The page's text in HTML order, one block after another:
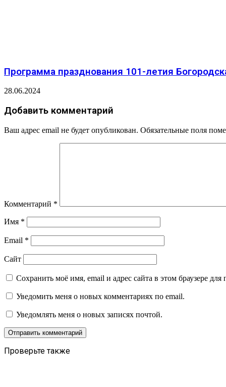
Программа празднования 101-летия
28.06.2024
Добавить комментарий
Ваш адрес email не будет опубликован. Обязательные поля
Комментарий *
Имя *
Email *
Сайт
Сохранить моё имя, email и адрес сайта в этом браузере
Уведомить меня о новых комментариях по email.
Уведомлять меня о новых записях почтой.
Проверьте также